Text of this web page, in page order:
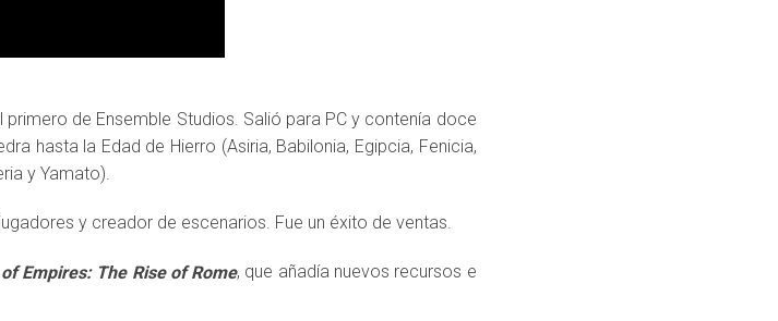
de Ensemble Studios. Salió para PC y contenía doce
hasta la Edad de Hierro (Asiria, Babilonia, Egipcia, Fenicia,
y Yamato).
y creador de escenarios. Fue un éxito de ventas.
Empires: The Rise of Rome, que añadía nuevos recursos e